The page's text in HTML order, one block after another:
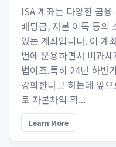
ISA 계좌는 다양한 금
배당금, 자본 이득 등의
있는 계좌입니다. 이 계
번에 운용하면서 비과
법이죠.특히 24년 하반
강화한다고 하는데 앞
로 자본차익 획...
Learn More